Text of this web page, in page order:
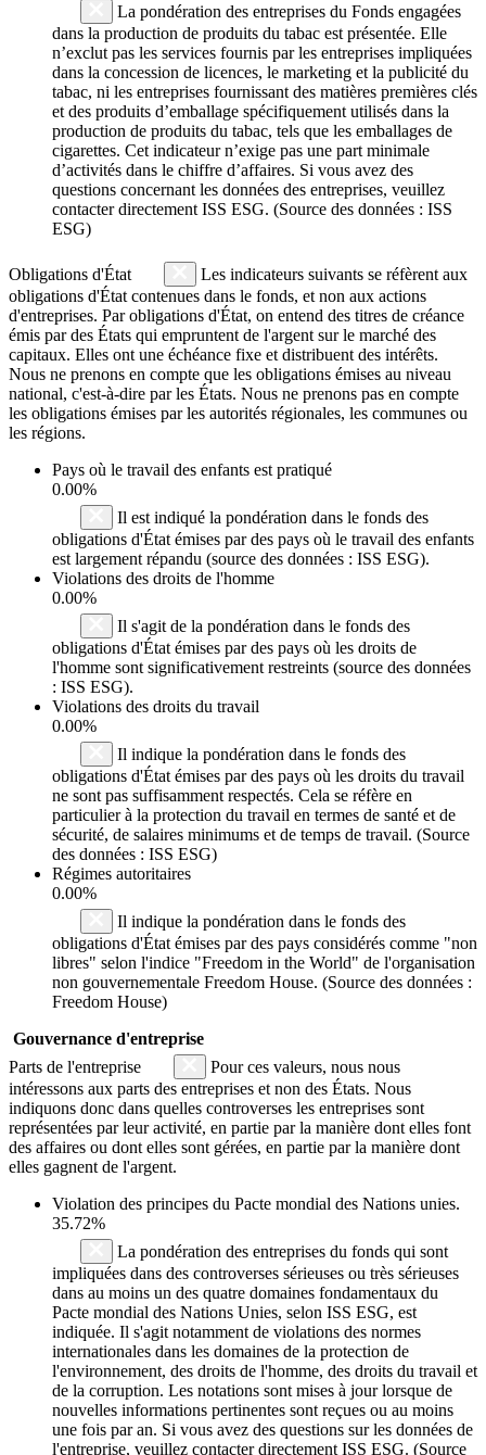
La pondération des entreprises du Fonds engagées
dans la production de produits du tabac est présentée. Elle
n’exclut pas les services fournis par les entreprises impliquées
dans la concession de licences, le marketing et la publicité du
tabac, ni les entreprises fournissant des matières premières clés
et des produits d’emballage spécifiquement utilisés dans la
production de produits du tabac, tels que les emballages de
cigarettes. Cet indicateur n’exige pas une part minimale
d’activités dans le chiffre d’affaires. Si vous avez des
questions concernant les données des entreprises, veuillez
contacter directement ISS ESG. (Source des données : ISS
ESG)
Obligations d'État
Les indicateurs suivants se réfèrent aux
obligations d'État contenues dans le fonds, et non aux actions
d'entreprises. Par obligations d'État, on entend des titres de créance
émis par des États qui empruntent de l'argent sur le marché des
capitaux. Elles ont une échéance fixe et distribuent des intérêts.
Nous ne prenons en compte que les obligations émises au niveau
national, c'est-à-dire par les États. Nous ne prenons pas en compte
les obligations émises par les autorités régionales, les communes ou
les régions.
Pays où le travail des enfants est pratiqué
0.00%
Il est indiqué la pondération dans le fonds des
obligations d'État émises par des pays où le travail des enfants
est largement répandu (source des données : ISS ESG).
Violations des droits de l'homme
0.00%
Il s'agit de la pondération dans le fonds des
obligations d'État émises par des pays où les droits de
l'homme sont significativement restreints (source des données
: ISS ESG).
Violations des droits du travail
0.00%
Il indique la pondération dans le fonds des
obligations d'État émises par des pays où les droits du travail
ne sont pas suffisamment respectés. Cela se réfère en
particulier à la protection du travail en termes de santé et de
sécurité, de salaires minimums et de temps de travail. (Source
des données : ISS ESG)
Régimes autoritaires
0.00%
Il indique la pondération dans le fonds des
obligations d'État émises par des pays considérés comme "non
libres" selon l'indice "Freedom in the World" de l'organisation
non gouvernementale Freedom House. (Source des données :
Freedom House)
Gouvernance d'entreprise
Parts de l'entreprise
Pour ces valeurs, nous nous
intéressons aux parts des entreprises et non des États. Nous
indiquons donc dans quelles controverses les entreprises sont
représentées par leur activité, en partie par la manière dont elles font
des affaires ou dont elles sont gérées, en partie par la manière dont
elles gagnent de l'argent.
Violation des principes du Pacte mondial des Nations unies.
35.72%
La pondération des entreprises du fonds qui sont
impliquées dans des controverses sérieuses ou très sérieuses
dans au moins un des quatre domaines fondamentaux du
Pacte mondial des Nations Unies, selon ISS ESG, est
indiquée. Il s'agit notamment de violations des normes
internationales dans les domaines de la protection de
l'environnement, des droits de l'homme, des droits du travail et
de la corruption. Les notations sont mises à jour lorsque de
nouvelles informations pertinentes sont reçues ou au moins
une fois par an. Si vous avez des questions sur les données de
l'entreprise, veuillez contacter directement ISS ESG. (Source